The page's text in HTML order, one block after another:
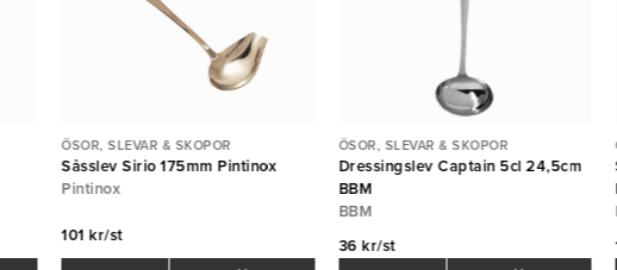
ÖSOR, SLEVAR & SKOPOR
Såsslev Sirio 175mm Pintinox
Pintinox
101 kr/st
ÖSOR, SLEVAR & SKOPOR
Dressingslev Captain 5cl 24,5cm
BBM
BBM
36 kr/st